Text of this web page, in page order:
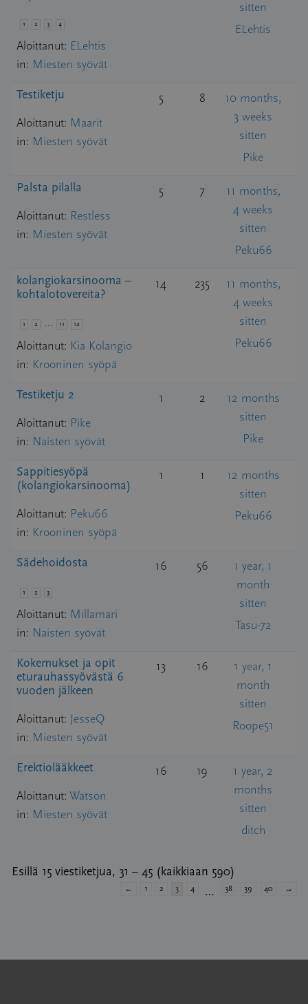
1 2 3 4
Aloittanut: ELehtis
in: Miesten syövät
sitten
ELehtis
Testiketju
Aloittanut: Maarit
in: Miesten syövät
5 8
10 months,
3 weeks
sitten
Pike
Palsta pilalla
Aloittanut: Restless
in: Miesten syövät
5 7
11 months,
4 weeks
sitten
Peku66
kolangiokarsinooma –
kohtalotovereita?
1 2 … 11 12
Aloittanut: Kia Kolangio
in: Krooninen syöpä
14 235
11 months,
4 weeks
sitten
Peku66
Testiketju 2
Aloittanut: Pike
in: Naisten syövät
1 2
12 months
sitten
Pike
Sappitiesyöpä
(kolangiokarsinooma)
Aloittanut: Peku66
in: Krooninen syöpä
1 1
12 months
sitten
Peku66
Sädehoidosta
1 2 3
Aloittanut: Millamari
in: Naisten syövät
16 56
1 year, 1
month
sitten
Tasu-72
Kokemukset ja opit
eturauhassyövästä 6
vuoden jälkeen
Aloittanut: JesseQ
in: Miesten syövät
13 16
1 year, 1
month
sitten
Roope51
Erektiolääkkeet
Aloittanut: Watson
in: Miesten syövät
16 19
1 year, 2
months
sitten
ditch
Esillä 15 viestiketjua, 31 – 45 (kaikkiaan 590)
← 1 2 3 4 … 38 39 40 →